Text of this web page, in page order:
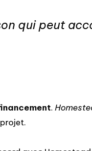
qui peut
.